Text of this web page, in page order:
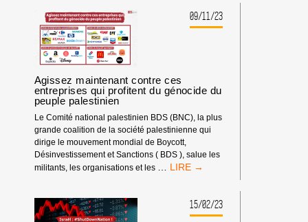
POUR
UNE
CAMPAGNE
STRATÉGIQUE
EN
FAVEUR
DES
DROITS
DES
PALESTINIENS
09/11/23
Agissez maintenant contre ces
entreprises qui profitent du génocide du
peuple palestinien
Le Comité national palestinien BDS (BNC), la plus
grande coalition de la société palestinienne qui
dirige le mouvement mondial de Boycott,
Désinvestissement et Sanctions ( BDS ), salue les
militants, les organisations et les
AGISSEZ
ENTREPRISES
15/02/23